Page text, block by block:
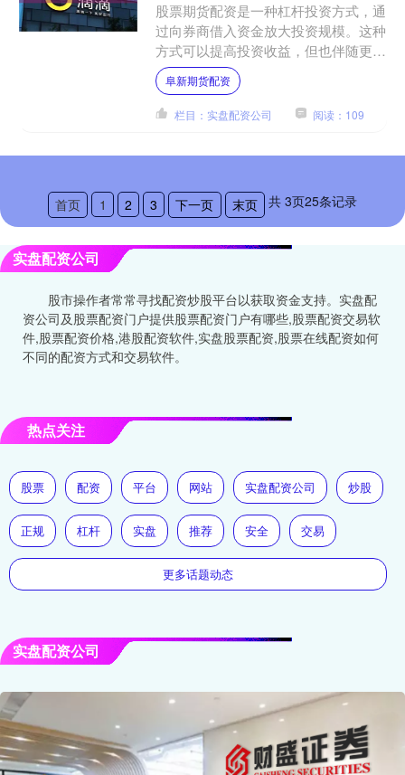
股票期货配资是一种杠杆投资方式，通
过向券商借入资金放大投资规模。这种
方式可以提高投资收益，但也伴随更高
的风险。 **杠杆效应** 股票期货配资
的杠杆倍数通常为1....
阜新期货配资
栏目：实盘配资公司 阅读：109
首页 1 2 3 下一页 末页 共 3页25条记录
实盘配资公司
股市操作者常常寻找配资炒股平台以获取资金支持。实盘配
资公司及股票配资门户提供股票配资门户有哪些,股票配资交易软
件,股票配资价格,港股配资软件,实盘股票配资,股票在线配资如何
不同的配资方式和交易软件。
热点关注
股票 配资 平台 网站 实盘配资公司 炒股
正规 杠杆 实盘 推荐 安全 交易
更多话题动态
实盘配资公司